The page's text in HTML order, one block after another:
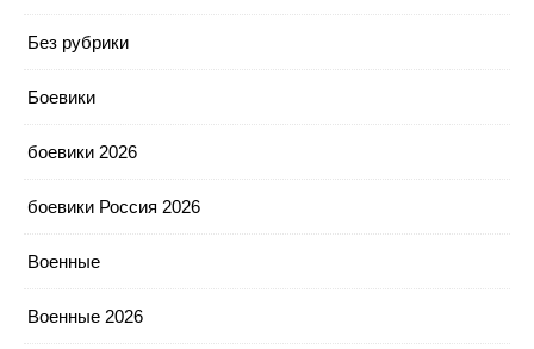
Без рубрики
Боевики
боевики 2026
боевики Россия 2026
Военные
Военные 2026